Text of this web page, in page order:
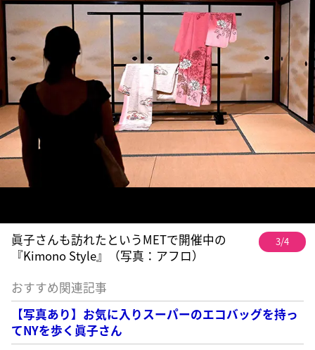
眞子さんも訪れたというMETで開催中の
『Kimono Style』（写真：アフロ）
3/4
おすすめ関連記事
【写真あり】お気に入りスーパーのエコバッグを持っ
てNYを歩く眞子さん